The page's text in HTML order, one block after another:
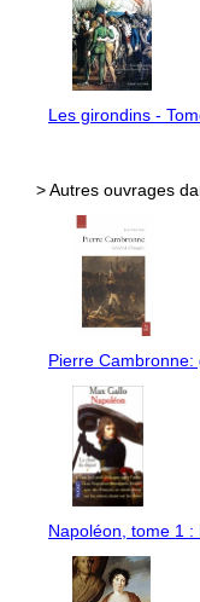
Les girondins -
> Autres ouvrages
Pierre Cambronne:
Napoléon, tome 1